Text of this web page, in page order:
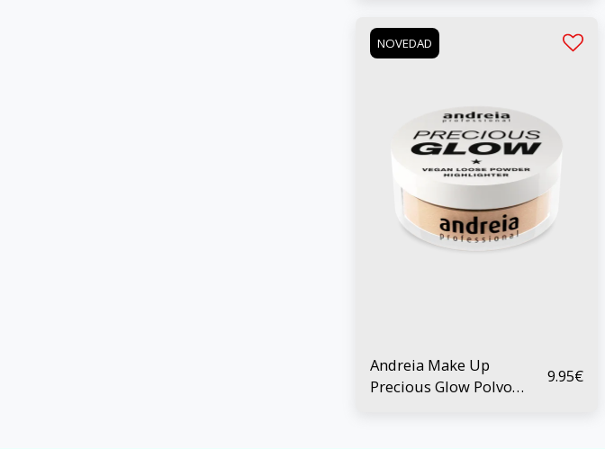
NOVEDAD
Andreia Make Up
Precious Glow Polvo
9.95€